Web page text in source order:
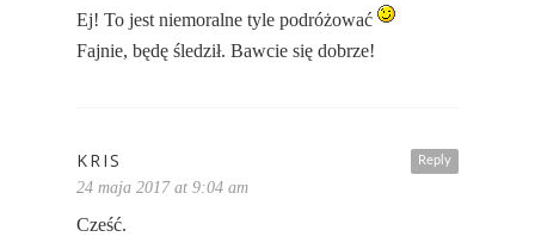
Ej! To jest niemoralne tyle podróżować
Fajnie, będę śledził. Bawcie się dobrze!
Reply
KRIS
24 maja 2017 at 9:04 am
Cześć.